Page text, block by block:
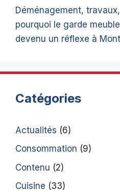
Déménagement,
pourquoi le garde
devenu un réflexe à
Catégories
Actualités (6)
Consommation (9)
Contenu (2)
Cuisine (33)